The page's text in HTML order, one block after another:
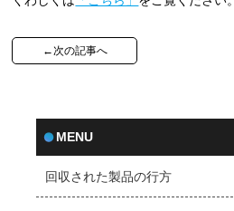
←次の記事へ
MENU
回収された製品の行方